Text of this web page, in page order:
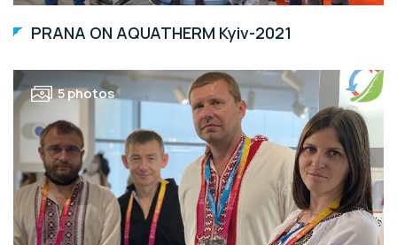
PRANA ON AQUATHERM Kyiv-2021
5 photos